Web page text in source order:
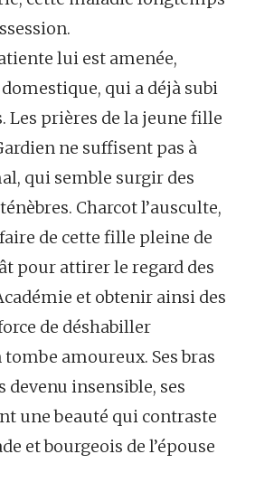
lui est amenée,
qui a déjà subi
Les prières de la jeune fille
ne suffisent pas à
qui semble surgir des
Charcot l’ausculte,
de cette fille pleine de
pour attirer le regard des
et obtenir ainsi des
de déshabiller
amoureux. Ses bras
devenu insensible, ses
une beauté qui contraste
et bourgeois de l’épouse